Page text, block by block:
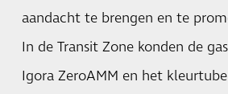
aandacht te brengen en te
In de Transit Zone konden de
Igora ZeroAMM en het